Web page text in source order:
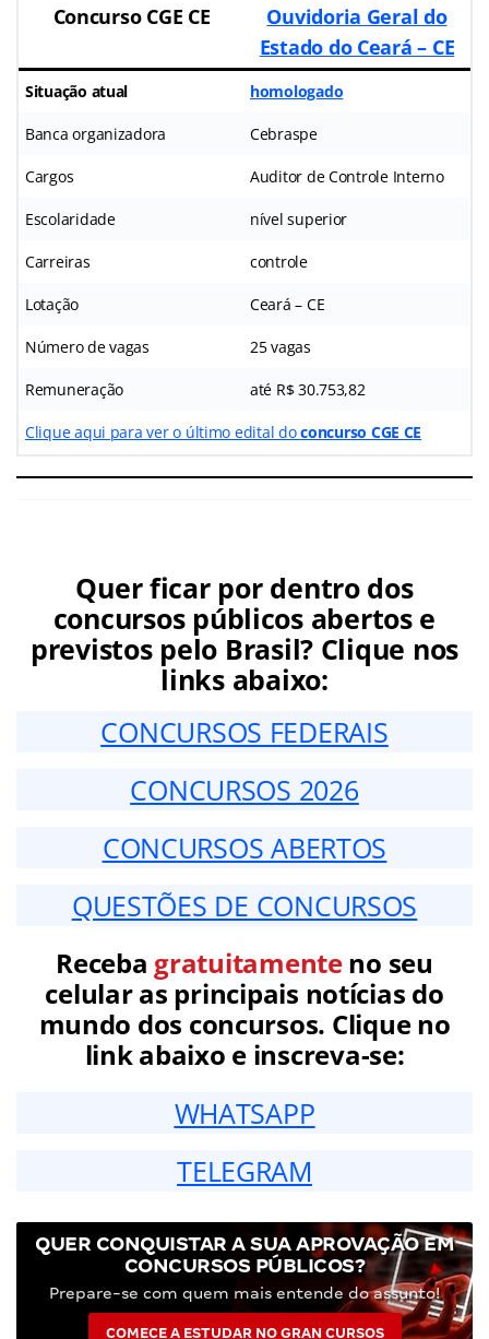
Concurso CGE CE
Ouvidoria Geral do
Estado do Ceará – CE
Situação atual homologado
Banca organizadora Cebraspe
Cargos Auditor de Controle Interno
Escolaridade nível superior
Carreiras controle
Lotação Ceará – CE
Número de vagas 25 vagas
Remuneração até R$ 30.753,82
Clique aqui para ver o último edital doconcurso CGE CE
Quer ficar por dentro dos
concursos públicos abertos e
previstos pelo Brasil? Clique nos
links abaixo:
CONCURSOS FEDERAIS
CONCURSOS 2026
CONCURSOS ABERTOS
QUESTÕES DE CONCURSOS
Receba gratuitamenteno seu
celular as principais notícias do
mundo dos concursos. Clique no
link abaixo e inscreva-se:
WHATSAPP
TELEGRAM
QUER CONQUISTAR A SUA APROVAÇÃO EM
CONCURSOS PÚBLICOS?
Prepare-se com quem mais entende do assunto!
COMECE A ESTUDAR NO GRAN CURSOS